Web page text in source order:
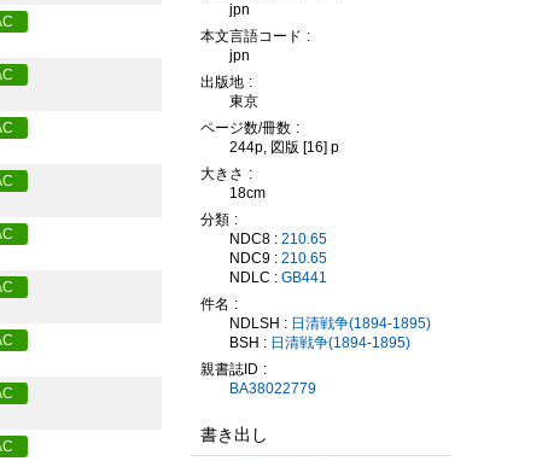
jpn
本文言語コード
jpn
出版地
東京
ページ数/冊数
244p, 図版 [16] p
大きさ
18cm
分類
NDC8 : 210.65
NDC9 : 210.65
NDLC : GB441
件名
NDLSH : 日清戦争(1894-1895)
BSH : 日清戦争(1894-1895)
親書誌ID
BA38022779
書き出し